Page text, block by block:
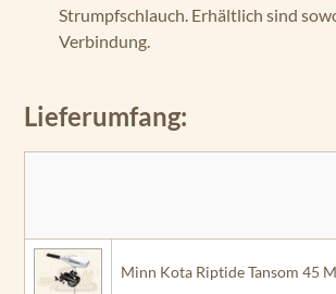
Strumpfschlauch. Erhältlich sind
Verbindung.
Lieferumfang:
Minn Kota Riptide Tansom 45